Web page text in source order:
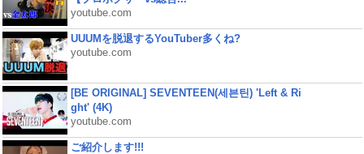
youtube.com
UUUMを脱退するYouTuber多くね?
youtube.com
[BE ORIGINAL] SEVENTEEN(세븐틴) 'Left & Ri
ght' (4K)
youtube.com
ご紹介します!!!